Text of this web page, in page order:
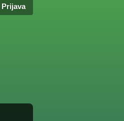
Prijava